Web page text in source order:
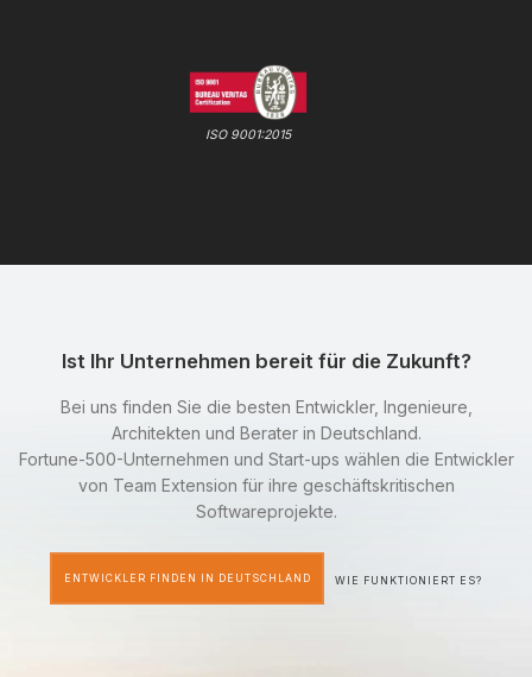
ISO 9001:2015
Ist Ihr Unternehmen bereit für die Zukunft?
Bei uns finden Sie die besten Entwickler, Ingenieure,
Architekten und Berater in Deutschland.
Fortune-500-Unternehmen und Start-ups wählen die Entwickler
von Team Extension für ihre geschäftskritischen
Softwareprojekte.
ENTWICKLER FINDEN IN DEUTSCHLAND WIE FUNKTIONIERT ES?